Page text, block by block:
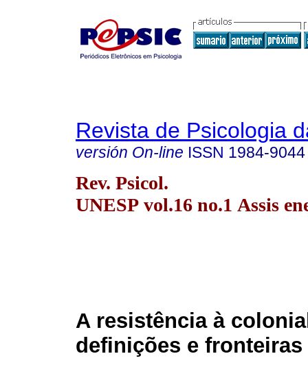
Revista de Psicologia
versión On-line ISSN 1984-9044
Rev. Psicol.
UNESP vol.16 no.1 Assis
A resistência à
definições e fronteiras